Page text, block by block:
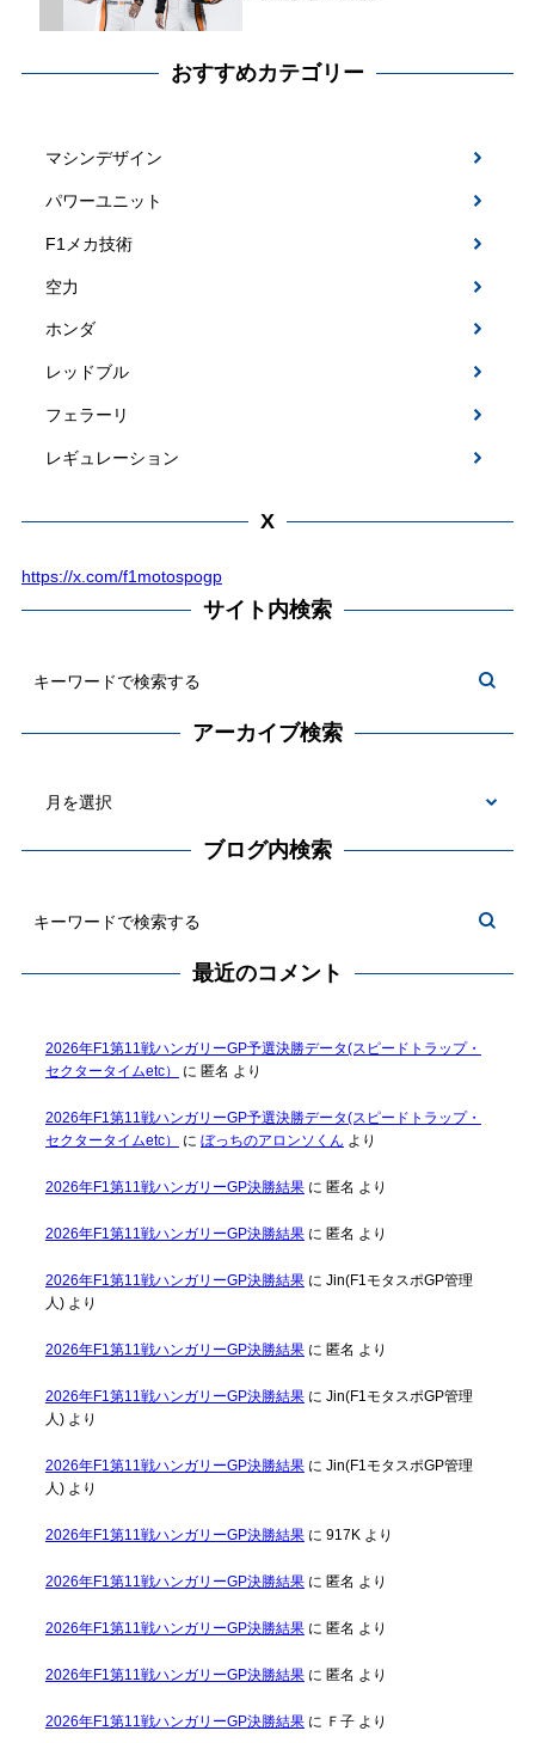
おすすめカテゴリー
マシンデザイン
パワーユニット
F1メカ技術
空力
ホンダ
レッドブル
フェラーリ
レギュレーション
X
https://x.com/f1motospogp
サイト内検索
アーカイブ検索
ブログ内検索
最近のコメント
2026年F1第11戦ハンガリーGP予選決勝データ(スピードトラップ・
セクタータイムetc）
に 匿名 より
2026年F1第11戦ハンガリーGP予選決勝データ(スピードトラップ・
セクタータイムetc）
に ぼっちのアロンソくん より
2026年F1第11戦ハンガリーGP決勝結果に 匿名 より
2026年F1第11戦ハンガリーGP決勝結果に 匿名 より
2026年F1第11戦ハンガリーGP決勝結果に Jin(F1モタスポGP管理
人)より
2026年F1第11戦ハンガリーGP決勝結果に 匿名 より
2026年F1第11戦ハンガリーGP決勝結果に Jin(F1モタスポGP管理
人)より
2026年F1第11戦ハンガリーGP決勝結果に Jin(F1モタスポGP管理
人)より
2026年F1第11戦ハンガリーGP決勝結果に 917K より
2026年F1第11戦ハンガリーGP決勝結果に 匿名 より
2026年F1第11戦ハンガリーGP決勝結果に 匿名 より
2026年F1第11戦ハンガリーGP決勝結果に 匿名 より
2026年F1第11戦ハンガリーGP決勝結果に Ｆ子より